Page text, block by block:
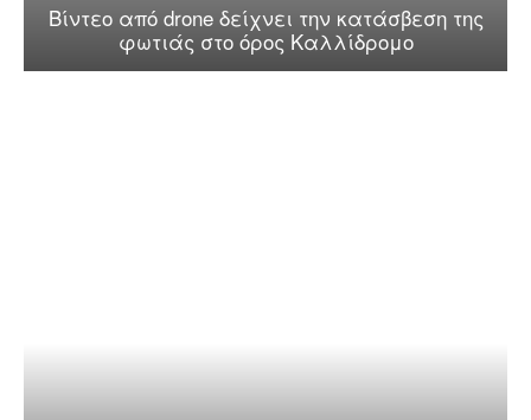
Βίντεο από drone δείχνει την κατάσβεση της
φωτιάς στο όρος Καλλίδρομο